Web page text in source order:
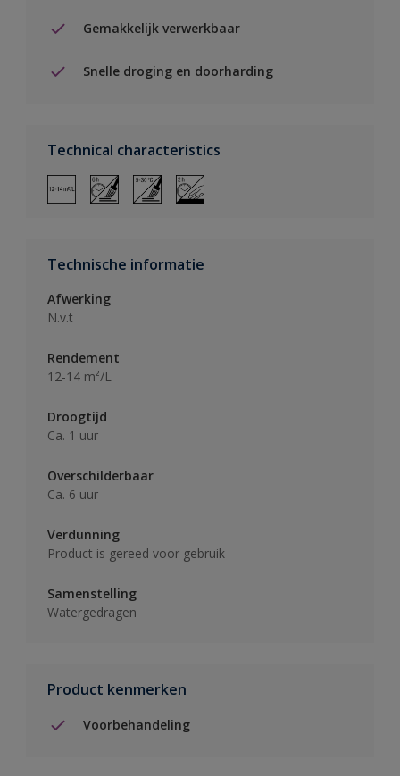
Gemakkelijk verwerkbaar
Snelle droging en doorharding
Technical characteristics
Technische informatie
Afwerking
N.v.t
Rendement
12-14 m²/L
Droogtijd
Ca. 1 uur
Overschilderbaar
Ca. 6 uur
Verdunning
Product is gereed voor gebruik
Samenstelling
Watergedragen
Product kenmerken
Voorbehandeling